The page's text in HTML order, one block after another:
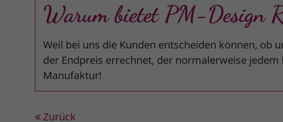
Warum bietet PM-Design
Weil bei uns die Kunden entscheiden können, ob
der Endpreis errechnet, der normalerweise
Manufaktur!
Zurück